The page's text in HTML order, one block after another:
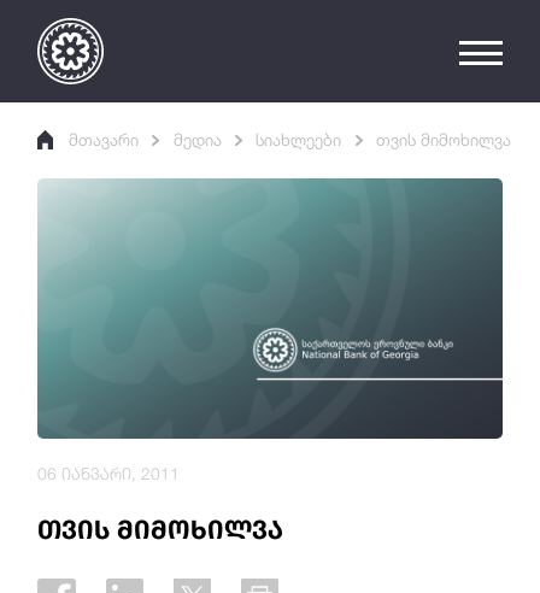
მთავარი მედია სიახლეები თვის მიმოხილვა
თვის მიმოხილვა
06 იანვარი, 2011